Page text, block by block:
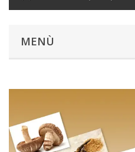
MENÙ